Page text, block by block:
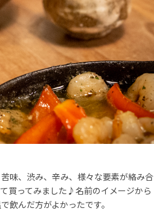
味、渋み、辛み、様々な要素が絡み合
買ってみました♪名前のイメージから
飲んだ方がよかったです。